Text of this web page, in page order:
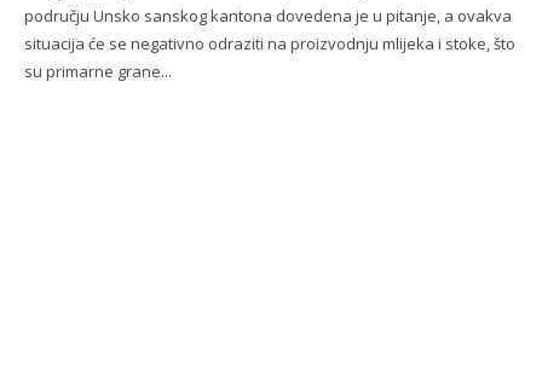
području Unsko sanskog kantona dovedena je u pitanje, a ovakva
situacija će se negativno odraziti na proizvodnju mlijeka i stoke, što
su primarne grane...